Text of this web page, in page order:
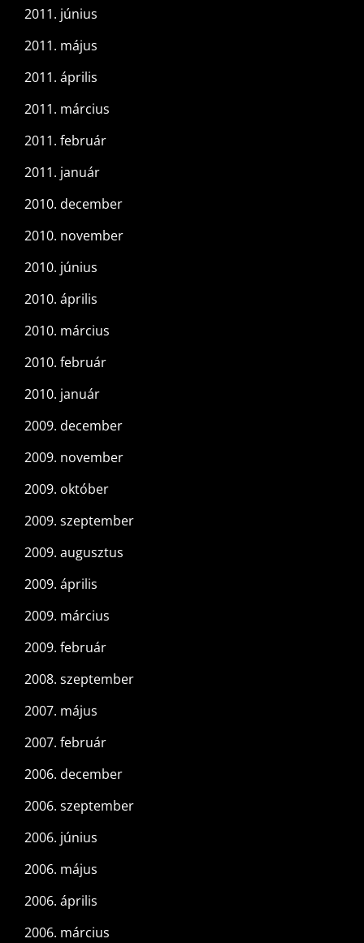
2011. június
2011. május
2011. április
2011. március
2011. február
2011. január
2010. december
2010. november
2010. június
2010. április
2010. március
2010. február
2010. január
2009. december
2009. november
2009. október
2009. szeptember
2009. augusztus
2009. április
2009. március
2009. február
2008. szeptember
2007. május
2007. február
2006. december
2006. szeptember
2006. június
2006. május
2006. április
2006. március